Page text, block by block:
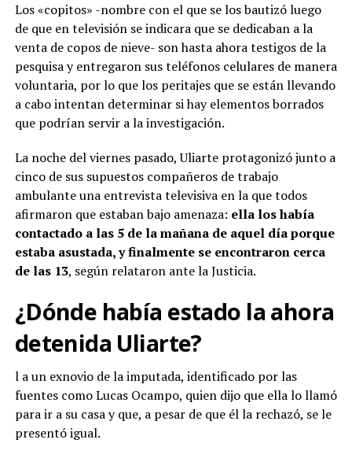
Los «copitos» -nombre con el que se los bautizó luego
de que en televisión se indicara que se dedicaban a la
venta de copos de nieve- son hasta ahora testigos de la
pesquisa y entregaron sus teléfonos celulares de manera
voluntaria, por lo que los peritajes que se están llevando
a cabo intentan determinar si hay elementos borrados
que podrían servir a la investigación.
La noche del viernes pasado, Uliarte protagonizó junto a
cinco de sus supuestos compañeros de trabajo
ambulante una entrevista televisiva en la que todos
afirmaron que estaban bajo amenaza: ella los había
contactado a las 5 de la mañana de aquel día porque
estaba asustada, y finalmente se encontraron cerca
de las 13, según relataron ante la Justicia.
¿Dónde había estado la ahora
detenida Uliarte?
l a un exnovio de la imputada, identificado por las
fuentes como Lucas Ocampo, quien dijo que ella lo llamó
para ir a su casa y que, a pesar de que él la rechazó, se le
presentó igual.